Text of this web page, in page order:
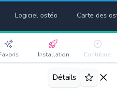
Logiciel ostéo Carte des
Installation Contribuer
Détails